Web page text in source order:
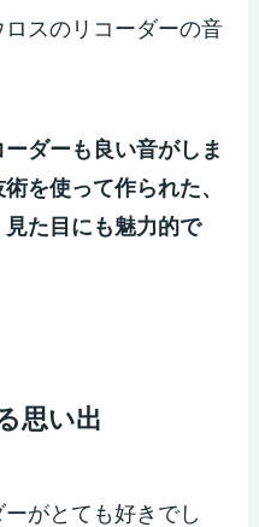
スのリコーダーの音
ダーも良い音がしま
を使って作られた、
た目にも魅力的で
思い出
がとても好きでし